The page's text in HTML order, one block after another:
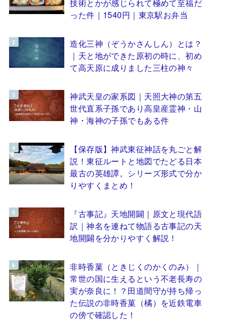
技術とかが感じられて極めて至福だ
った件｜1540円｜東京駅お弁当
造化三神（ぞうかさんしん）とは？
｜天と地ができた原初の時に、初め
て高天原に成りました三柱の神々
神武天皇の家系図｜天照大神の第五
世代直系子孫であり高皇産霊神・山
神・海神の子孫でもある件
【保存版】神武東征神話を丸ごと解
説！東征ルートと地図でたどる日本
最古の英雄譚。シリーズ形式で分か
りやすくまとめ！
『古事記』天地開闢｜原文と現代語
訳｜神名を連ねて物語る古事記の天
地開闢を分かりやすく解説！
非時香菓（ときじくのかくのみ）｜
常世の国に生えるという不老長寿の
実が奈良に！？田道間守が持ち帰っ
た伝説の非時香菓（橘）を近鉄電車
の傍で確認した！